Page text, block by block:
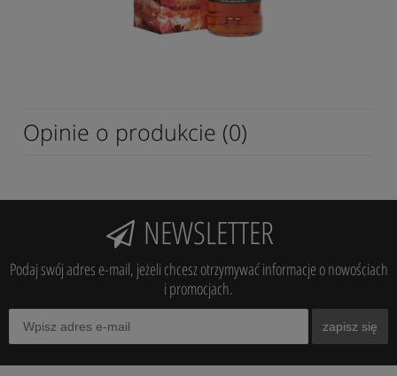
Opinie o produkcie (0)
NEWSLETTER
Podaj swój adres e-mail, jeżeli chcesz otrzymywać informacje o nowościach
i promocjach.
zapisz się